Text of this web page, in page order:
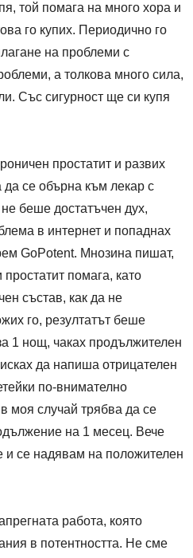
той помага на много хора и
го купих. Периодично го
на проблеми с
а толкова много сила,
Със сигурност ще си купя
простатит и развих
се обърна към лекар с
беше достатъчен дух,
в интернет и попаднах
GoPotent. Мнозина пишат,
помага, като
състав, как да не
го, резултатът беше
1 нощ, чаках продължителен
да напиша отрицателен
по-внимателно
моя случай трябва да се
на 1 месец. Вече
и се надявам на положителен
работа, която
в потентността. Не сме